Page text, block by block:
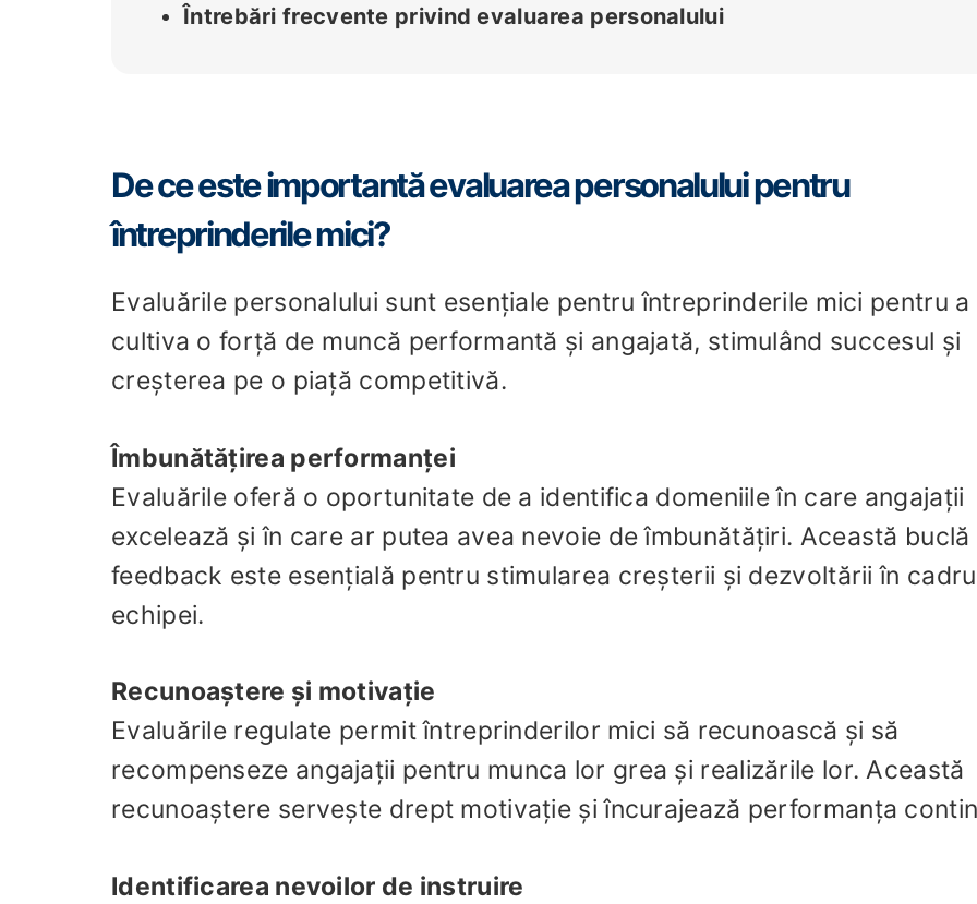
Întrebări frecvente privind evaluarea personalului
De ce este importantă evaluarea personalului pentru
întreprinderile mici?
Evaluările personalului sunt esențiale pentru întreprinderile mici pentru a
cultiva o forță de muncă performantă și angajată, stimulând succesul și
creșterea pe o piață competitivă.
Îmbunătățirea performanței
Evaluările oferă o oportunitate de a identifica domeniile în care angajații
excelează și în care ar putea avea nevoie de îmbunătățiri. Această buclă
feedback este esențială pentru stimularea creșterii și dezvoltării în
echipei.
Recunoaștere și motivație
Evaluările regulate permit întreprinderilor mici să recunoască și să
recompenseze angajații pentru munca lor grea și realizările lor. Această
recunoaștere servește drept motivație și încurajează performanța
Identificarea nevoilor de instruire